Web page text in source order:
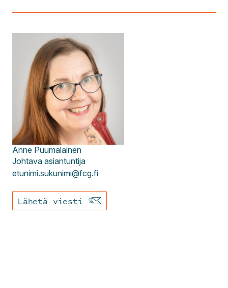
Anne Puumalainen
Johtava asiantuntija
etunimi.sukunimi@fcg.fi
Lähetä viesti